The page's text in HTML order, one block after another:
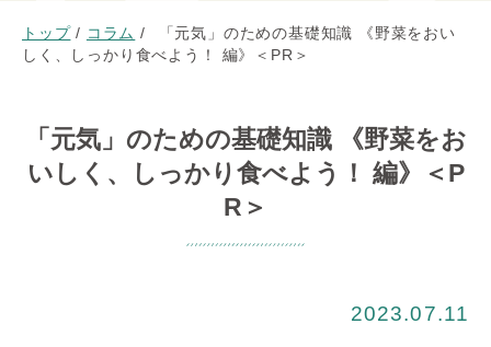
トップ / コラム /
「元気」のための基礎知識 《野菜をおい
しく、しっかり食べよう！ 編》＜PR＞
「元気」のための基礎知識 《野菜をお
いしく、しっかり食べよう！ 編》＜P
R＞
2023.07.11